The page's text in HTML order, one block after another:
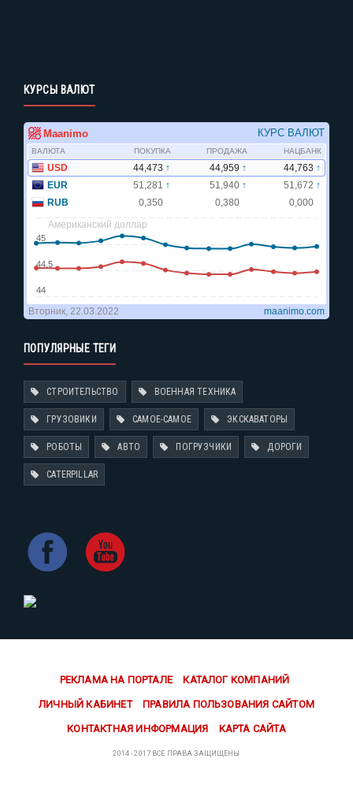
КУРСЫ ВАЛЮТ
ПОПУЛЯРНЫЕ ТЕГИ
СТРОИТЕЛЬСТВО ВОЕННАЯ ТЕХНИКА
ГРУЗОВИКИ САМОЕ-САМОЕ ЭКСКАВАТОРЫ
РОБОТЫ АВТО ПОГРУЗЧИКИ ДОРОГИ
CATERPILLAR
РЕКЛАМА НА ПОРТАЛЕ КАТАЛОГ КОМПАНИЙ
ЛИЧНЫЙ КАБИНЕТ ПРАВИЛА ПОЛЬЗОВАНИЯ САЙТОМ
КОНТАКТНАЯ ИНФОРМАЦИЯ КАРТА САЙТА
2014 - 2017 ВСЕ ПРАВА ЗАЩИЩЕНЫ